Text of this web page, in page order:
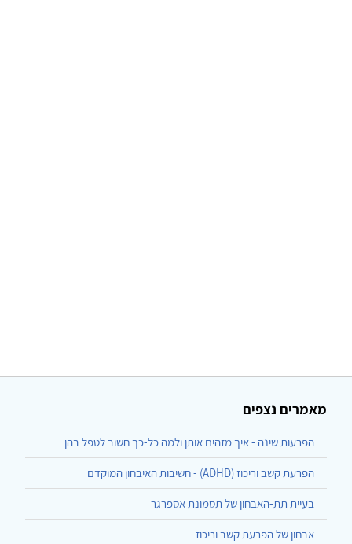
מאמרים נצפים
הפרעות שינה - איך מזהים אותן ולמה כל-כך חשוב לטפל בהן
הפרעת קשב וריכוז (ADHD) - חשיבות האיבחון המוקדם
בעיית תת-האבחון של תסמונת אספרגר
אבחון של הפרעת קשב וריכוז